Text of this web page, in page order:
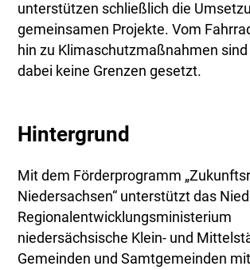
unterstützen schließlich die
gemeinsamen Projekte. Vom
hin zu Klimaschutzmaßnahmen sind
dabei keine Grenzen gesetzt.
Hintergrund
Mit dem Förderprogramm
Niedersachsen“ unterstützt das
Regionalentwicklungsministerium
niedersächsische Klein- und
Gemeinden und Samtgemeinden